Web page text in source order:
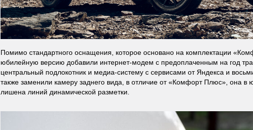
Помимо стандартного оснащения, которое основано на комплектации
юбилейную версию добавили интернет-модем с предоплаченным на год
центральный подлокотник и медиа-систему с сервисами от Яндекса и
также заменили камеру заднего вида, в отличие от «Комфорт Плюс», она в
лишена линий динамической разметки.